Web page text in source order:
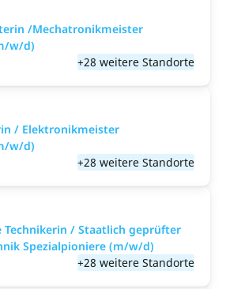
/Mechatronikmeister
w/d)
+28 weitere Standorte
/ Elektronikmeister
w/d)
+28 weitere Standorte
/ Staatlich geprüfter
Spezialpioniere (m/w/d)
+28 weitere Standorte